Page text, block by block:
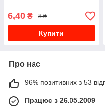
6,40 ₴ 8 ₴
Купити
Про нас
96% позитивних з 53
Працює з 26.05.2009